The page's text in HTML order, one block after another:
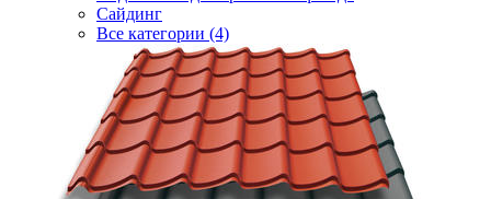
Сайдинг
Все категории (4)